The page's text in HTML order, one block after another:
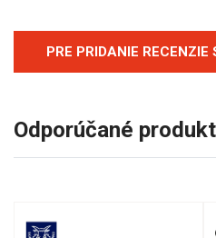
PRE PRIDANIE
Odporúčané